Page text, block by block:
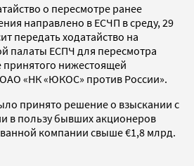
о пересмотре ранее
направлено в ЕСЧП в среду, 29
передать ходатайство на
палаты ЕСПЧ для пересмотра
принятого нижестоящей
«НК «ЮКОС» против России».
принято решение о взыскании с
в пользу бывших акционеров
компании свыше €1,8 млрд.